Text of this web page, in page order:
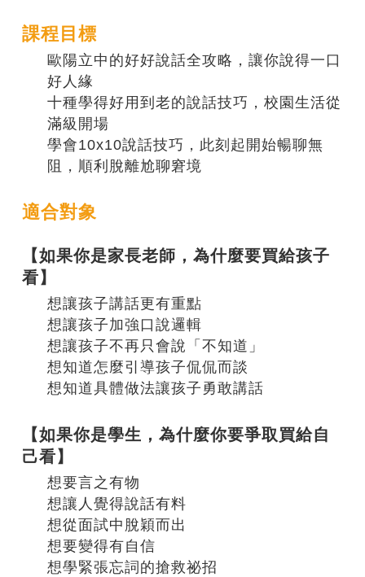
課程目標
歐陽立中的好好說話全攻略，讓你說得一口
好人緣
十種學得好用到老的說話技巧，校園生活從
滿級開場
學會10x10說話技巧，此刻起開始暢聊無
阻，順利脫離尬聊窘境
適合對象
【如果你是家長老師，為什麼要買給孩子
看】
想讓孩子講話更有重點
想讓孩子加強口說邏輯
想讓孩子不再只會說「不知道」
想知道怎麼引導孩子侃侃而談
想知道具體做法讓孩子勇敢講話
【如果你是學生，為什麼你要爭取買給自
己看】
想要言之有物
想讓人覺得說話有料
想從面試中脫穎而出
想要變得有自信
想學緊張忘詞的搶救祕招